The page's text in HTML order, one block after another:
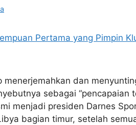
menerjemahkan dan
sebagai “pencapaian
menjadi presiden Darnes
bagian timur, setelah